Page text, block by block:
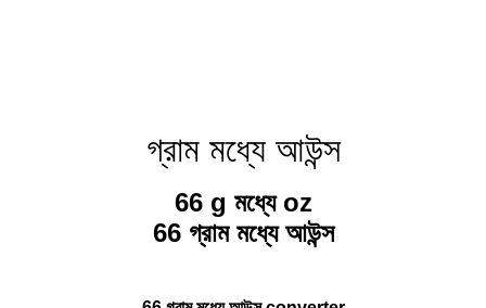
গ্রাম মধ্যে আউন্স
66 g মধ্যে oz
66 গ্রাম মধ্যে আউন্স